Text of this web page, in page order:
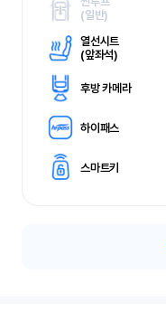
(일반)
열선시트
(앞좌석)
후방 카메라
하이패스
스마트키